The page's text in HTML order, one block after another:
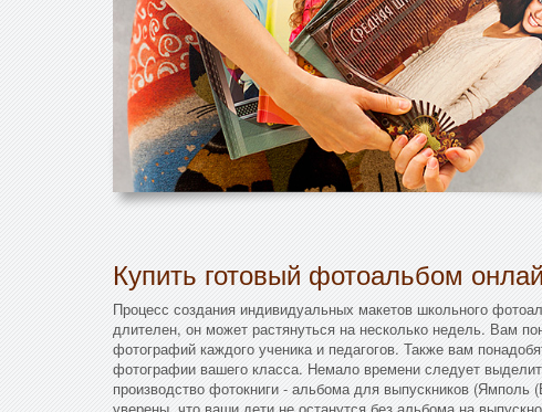
Купить готовый фотоальбом
Процесс создания индивидуальных макетов школьного
длителен, он может растянуться на несколько недель. Вам
фотографий каждого ученика и педагогов. Также вам
фотографии вашего класса. Немало времени следует
производство фотокниги - альбома для выпускников (Ямполь